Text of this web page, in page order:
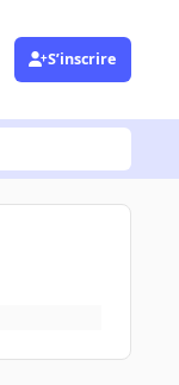
S’inscrire